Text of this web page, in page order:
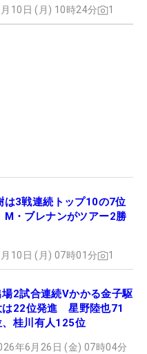
10日 (月) 10時24分 1
は3戦連続トップ10の7位
・ブレナンがツアー2勝
10日 (月) 07時01分 1
場2試合連続Vかかる金子駆
は22位発進 星野陸也71
、桂川有人125位
年6月26日 (金) 07時04分